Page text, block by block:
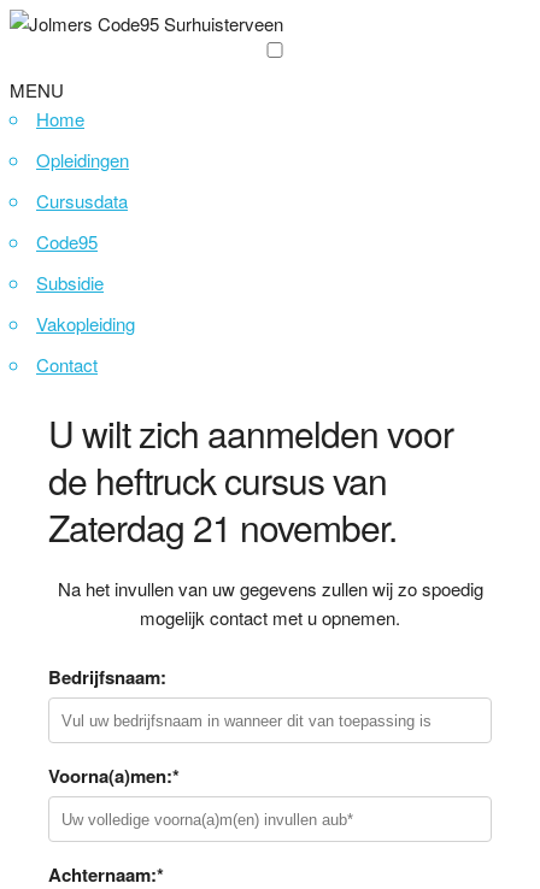
MENU
Home
Opleidingen
Cursusdata
Code95
Subsidie
Vakopleiding
Contact
U wilt zich aanmelden voor
de heftruck cursus van
Zaterdag 21 november.
Na het invullen van uw gegevens zullen wij zo spoedig
mogelijk contact met u opnemen.
Bedrijfsnaam:
Voorna(a)men:*
Achternaam:*